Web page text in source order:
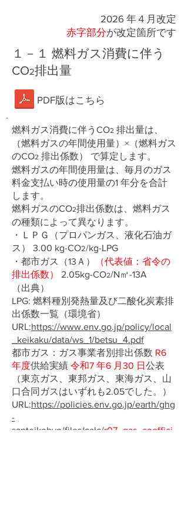
2026 年４月改定
赤字部分が改定箇所です
１－１ 燃料ガス消費に伴う
CO2排出量
燃料ガス消費に伴うCO2 排出量は、
（燃料ガスの年間使用量）×（燃料ガス
のCO2 排出係数） で算定します。
燃料ガスの年間使用量は、毎月のガス
料金支払い時の使用量の1 年分を合計
します。
燃料ガスのCO2排出係数は、燃料ガス
の種類によって異なります。
・ＬＰＧ（プロパンガス、液化石油ガ
ス） 3.00 kg-CO2/kg-LPG
・都市ガス（13Ａ）
（代表値：省令の
排出係数）
2.05kg-CO2/N㎥-13A
（出典）
LPG: 燃料種別発熱量及び二酸化炭素排
出係数一覧（環境省）
URL:https://www.env.go.jp/policy/local
_keikaku/data/ws_1/betsu_4.pdf
都市ガス：ガス事業者別排出係数 R6
年度供給実績 令和7 年6 月30 日 公表
（東京ガス、東邦ガス、東海ガス、山
口合同ガスはいずれも2.05でした。）
URL:https://policies.env.go.jp/earth/ghg
-
santeikohyo/files/calc/r07_gas_coeffici
PDF版はこちら